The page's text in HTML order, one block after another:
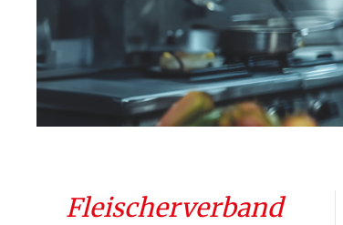
Fleischerverband